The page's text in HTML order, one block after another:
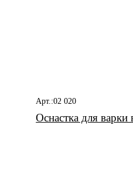
Арт.:02 020
Оснастка для